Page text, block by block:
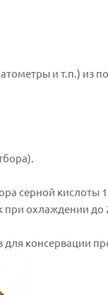
и т.п.) из
серной кислоты
охлаждении до
для консервации